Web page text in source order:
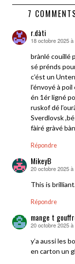
7
r.dàti
dit :
18 octobre 2025
brànlé couillé
sé prénds
c’ést un
l’énvoyé à
én 1ér ligné
ruskof dé
Sverdlovsk
fàiré gràvé
Répondre
MikeyB
dit :
20 octobre 2025 à
This is
Répondre
mange t
dit :
20 octobre 2025
y’a aussi les
en carton un